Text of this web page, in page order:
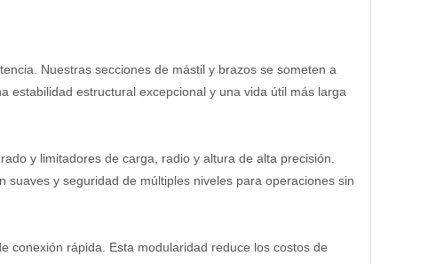
Nuestras secciones de mástil y brazos se someten a
estabilidad estructural excepcional y una vida útil más larga
y limitadores de carga, radio y altura de alta precisión.
y seguridad de múltiples niveles para operaciones sin
conexión rápida. Esta modularidad reduce los costos de